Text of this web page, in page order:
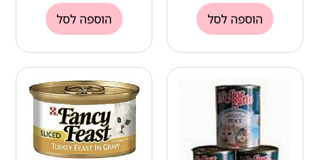
הוספה לסל הוספה לסל